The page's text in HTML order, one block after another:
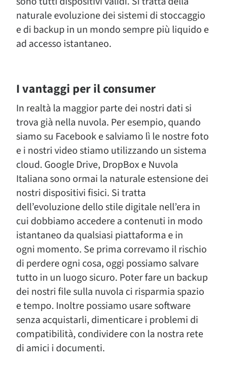
naturale evoluzione dei sistemi di stoccaggio
e di backup in un mondo sempre più liquido e
ad accesso istantaneo.
I vantaggi per il consumer
In realtà la maggior parte dei nostri dati si
trova già nella nuvola. Per esempio, quando
siamo su Facebook e salviamo lì le nostre foto
e i nostri video stiamo utilizzando un sistema
cloud. Google Drive, DropBox e Nuvola
Italiana sono ormai la naturale estensione dei
nostri dispositivi fisici. Si tratta
dell’evoluzione dello stile digitale nell’era in
cui dobbiamo accedere a contenuti in modo
istantaneo da qualsiasi piattaforma e in
ogni momento. Se prima correvamo il rischio
di perdere ogni cosa, oggi possiamo salvare
tutto in un luogo sicuro. Poter fare un backup
dei nostri file sulla nuvola ci risparmia spazio
e tempo. Inoltre possiamo usare software
senza acquistarli, dimenticare i problemi di
compatibilità, condividere con la nostra rete
di amici i documenti.